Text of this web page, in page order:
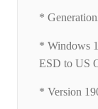
*
* Windows
ESD to US
* Version